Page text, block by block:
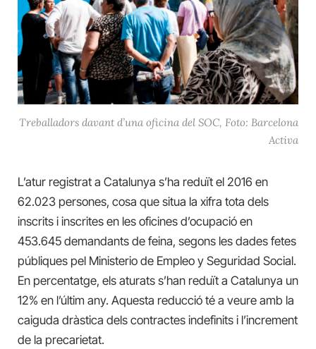
Treballadors davant d’una oficina del SOC, Foto: Barcelona
Activa
L’atur registrat a Catalunya s’ha reduït el 2016 en
62.023 persones, cosa que situa la xifra tota dels
inscrits i inscrites en les oficines d’ocupació en
453.645 demandants de feina, segons les dades fetes
públiques pel Ministerio de Empleo y Seguridad Social.
En percentatge, els aturats s’han reduït a Catalunya un
12% en l’últim any. Aquesta reducció té a veure amb la
caiguda dràstica dels contractes indefinits i l’increment
de la precarietat.